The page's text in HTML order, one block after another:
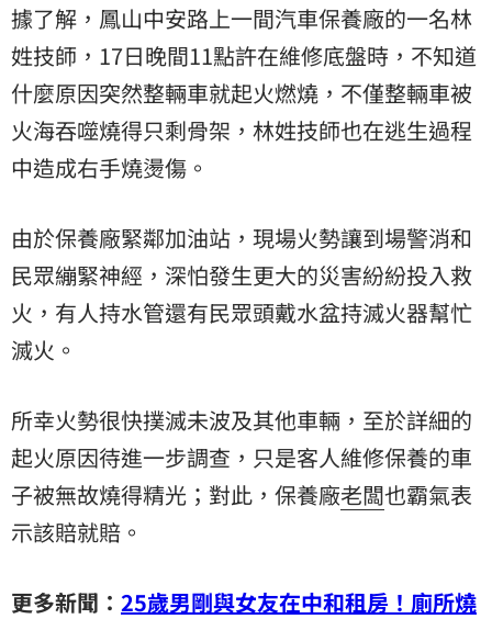
據了解，鳳山中安路上一間汽車保養廠的一名林
姓技師，17日晚間11點許在維修底盤時，不知道
什麼原因突然整輛車就起火燃燒，不僅整輛車被
火海吞噬燒得只剩骨架，林姓技師也在逃生過程
中造成右手燒燙傷。
由於保養廠緊鄰加油站，現場火勢讓到場警消和
民眾繃緊神經，深怕發生更大的災害紛紛投入救
火，有人持水管還有民眾頭戴水盆持滅火器幫忙
滅火。
所幸火勢很快撲滅未波及其他車輛，至於詳細的
起火原因待進一步調查，只是客人維修保養的車
子被無故燒得精光；對此，保養廠老闆也霸氣表
示該賠就賠。
更多新聞： 25歲男剛與女友在中和租房！廁所燒